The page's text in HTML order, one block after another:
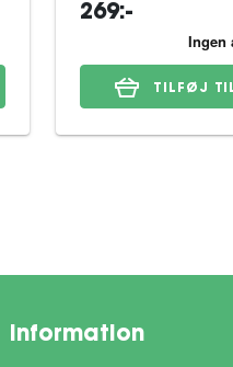
269:-
TILFØJ
Information